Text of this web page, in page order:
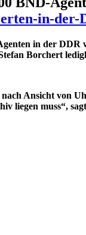
in-der-
in der DDR
Borchert
Ansicht von
liegen muss“,